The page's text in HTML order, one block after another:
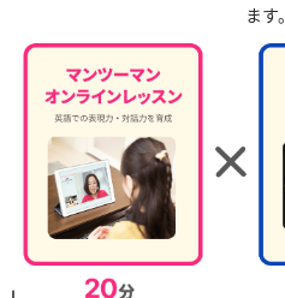
ます。